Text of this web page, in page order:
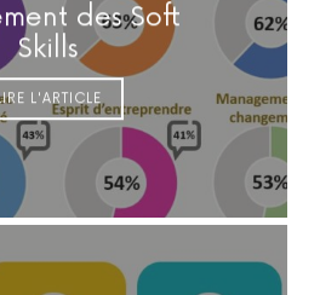
des Soft
Skills
L'ARTICLE